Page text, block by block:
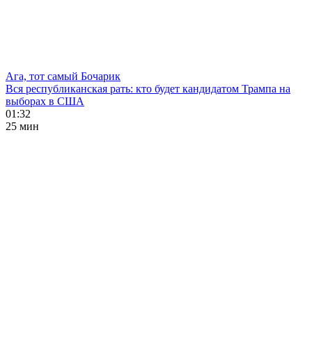
Ага, тот самый Бочарик
Вся республиканская рать: кто будет кандидатом Трампа на
выборах в США
01:32
25 мин